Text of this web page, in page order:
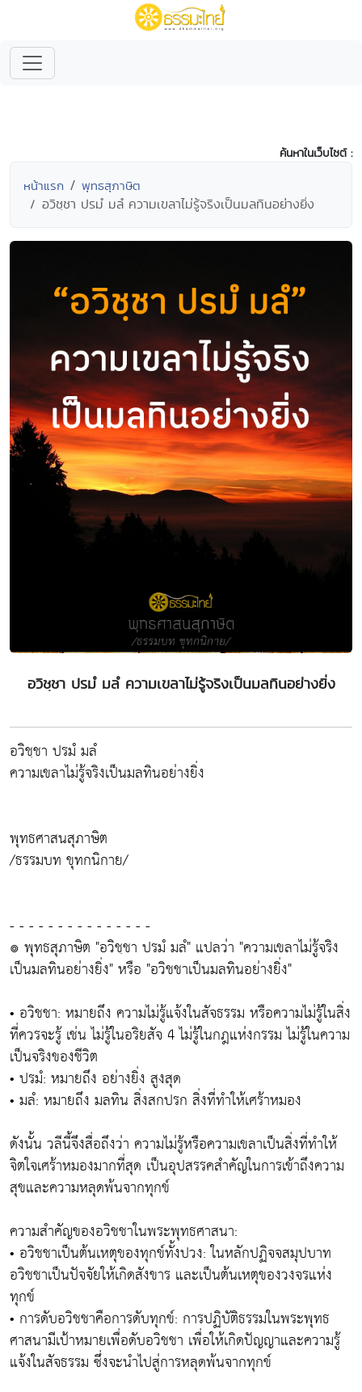
ค้นหาในเว็บไซต์ :
หน้าแรก พุทธสุภาษิต
อวิชฺชา ปรมํ มลํ ความเขลาไม่รู้จริงเป็นมลทินอย่างยิ่ง
อวิชฺชา ปรมํ มลํ ความเขลาไม่รู้จริงเป็นมลทินอย่างยิ่ง
อวิชฺชา ปรมํ มลํ
ความเขลาไม่รู้จริงเป็นมลทินอย่างยิ่ง
พุทธศาสนสุภาษิต
/ธรรมบท ขุทกนิกาย/
- - - - - - - - - - - - - - -
๏ พุทธสุภาษิต "อวิชฺชา ปรมํ มลํ" แปลว่า "ความเขลาไม่รู้จริง
เป็นมลทินอย่างยิ่ง" หรือ "อวิชชาเป็นมลทินอย่างยิ่ง"
• อวิชชา: หมายถึง ความไม่รู้แจ้งในสัจธรรม หรือความไม่รู้ในสิ่ง
ที่ควรจะรู้ เช่น ไม่รู้ในอริยสัจ 4 ไม่รู้ในกฎแห่งกรรม ไม่รู้ในความ
เป็นจริงของชีวิต
• ปรมํ: หมายถึง อย่างยิ่ง สูงสุด
• มลํ: หมายถึง มลทิน สิ่งสกปรก สิ่งที่ทำให้เศร้าหมอง
ดังนั้น วลีนี้จึงสื่อถึงว่า ความไม่รู้หรือความเขลาเป็นสิ่งที่ทำให้
จิตใจเศร้าหมองมากที่สุด เป็นอุปสรรคสำคัญในการเข้าถึงความ
สุขและความหลุดพ้นจากทุกข์
ความสำคัญของอวิชชาในพระพุทธศาสนา:
• อวิชชาเป็นต้นเหตุของทุกข์ทั้งปวง: ในหลักปฏิจจสมุปบาท
อวิชชาเป็นปัจจัยให้เกิดสังขาร และเป็นต้นเหตุของวงจรแห่ง
ทุกข์
• การดับอวิชชาคือการดับทุกข์: การปฏิบัติธรรมในพระพุทธ
ศาสนามีเป้าหมายเพื่อดับอวิชชา เพื่อให้เกิดปัญญาและความรู้
แจ้งในสัจธรรม ซึ่งจะนำไปสู่การหลุดพ้นจากทุกข์